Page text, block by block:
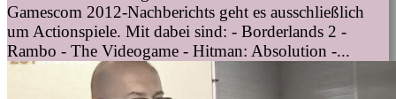
Gamescom 2012-Nachberichts geht es ausschließlich
um Actionspiele. Mit dabei sind: - Borderlands 2 -
Rambo - The Videogame - Hitman: Absolution -...